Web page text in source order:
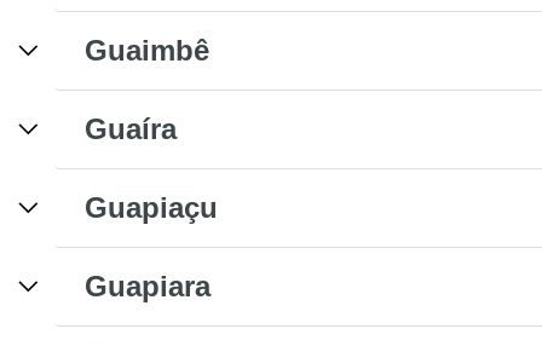
Guaimbê
Guaíra
Guapiaçu
Guapiara